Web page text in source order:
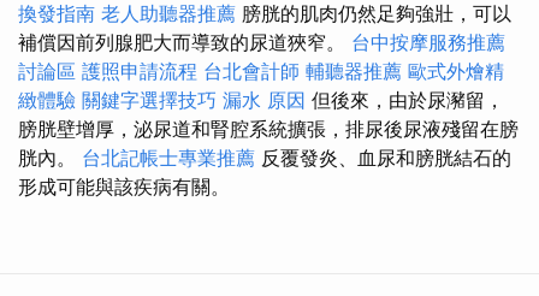
換發指南 老人助聽器推薦 膀胱的肌肉仍然足夠強壯，可以
補償因前列腺肥大而導致的尿道狹窄。 台中按摩服務推薦
討論區 護照申請流程 台北會計師 輔聽器推薦 歐式外燴精
緻體驗 關鍵字選擇技巧 漏水 原因 但後來，由於尿瀦留，
膀胱壁增厚，泌尿道和腎腔系統擴張，排尿後尿液殘留在膀
胱內。 台北記帳士專業推薦 反覆發炎、血尿和膀胱結石的
形成可能與該疾病有關。